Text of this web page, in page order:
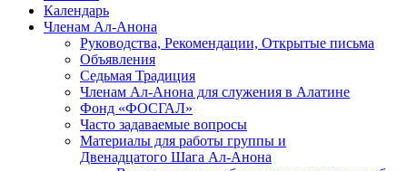
Календарь
Членам Ал-Анона
Руководства, Рекомендации, Открытые письма
Объявления
Седьмая Традиция
Членам Ал-Анона для служения в Алатине
Фонд «ФОСГАЛ»
Часто задаваемые вопросы
Материалы для работы группы и
Двенадцатого Шага Ал-Анона